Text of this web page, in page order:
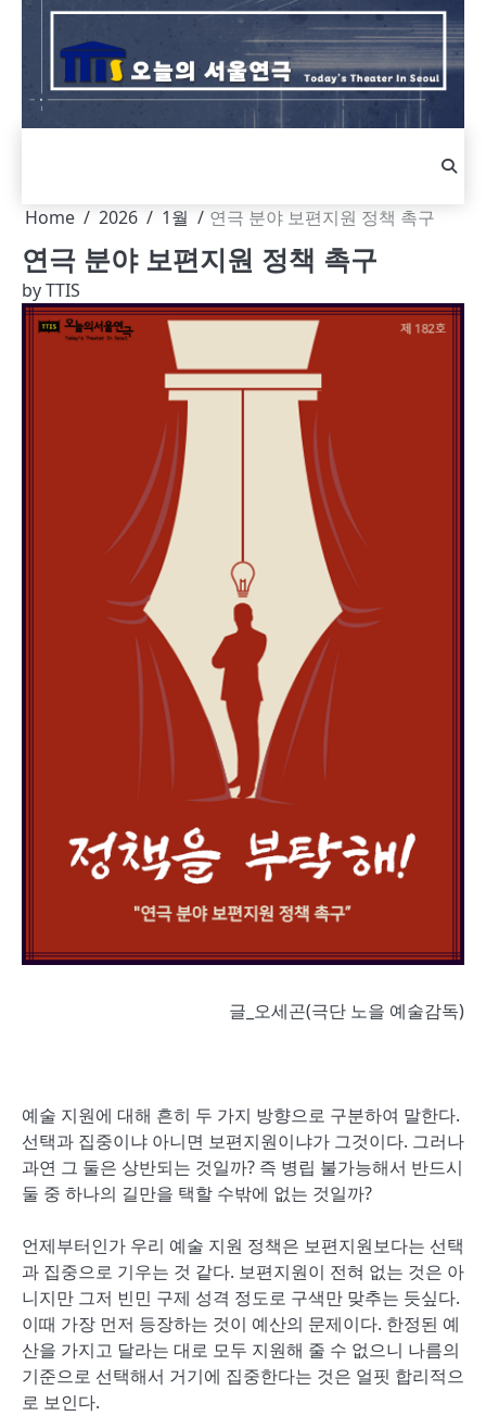
Skip
content
Home 2026 1월 연극 분야 보편지원 정책 촉구
연극 분야 보편지원 정책 촉구
byTTIS
글_오세곤(극단 노을 예술감독)
예술 지원에 대해 흔히 두 가지 방향으로 구분하여 말한다.
선택과 집중이냐 아니면 보편지원이냐가 그것이다. 그러나
과연 그 둘은 상반되는 것일까? 즉 병립 불가능해서 반드시
둘 중 하나의 길만을 택할 수밖에 없는 것일까?
언제부터인가 우리 예술 지원 정책은 보편지원보다는 선택
과 집중으로 기우는 것 같다. 보편지원이 전혀 없는 것은 아
니지만 그저 빈민 구제 성격 정도로 구색만 맞추는 듯싶다.
이때 가장 먼저 등장하는 것이 예산의 문제이다. 한정된 예
산을 가지고 달라는 대로 모두 지원해 줄 수 없으니 나름의
기준으로 선택해서 거기에 집중한다는 것은 얼핏 합리적으
로 보인다.